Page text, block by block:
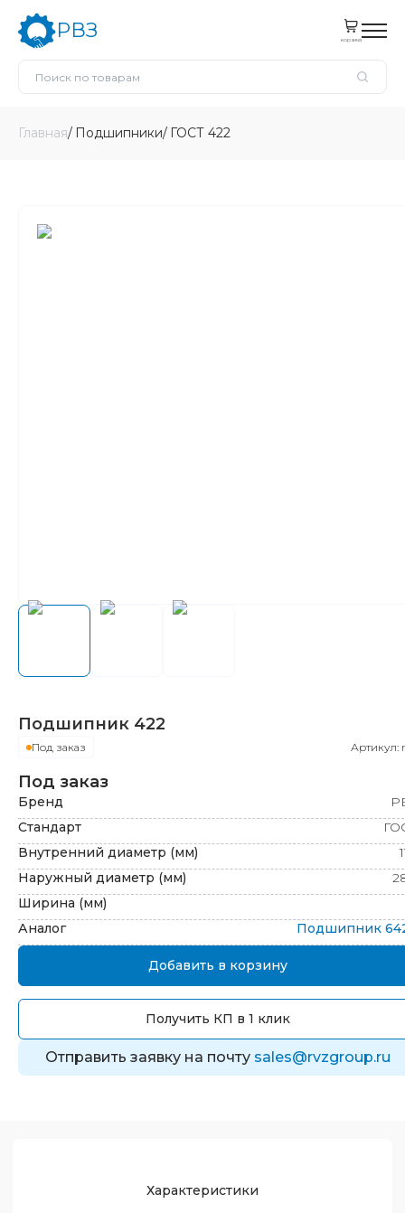
РВЗ корзина
Главная Подшипники ГОСТ 422
Подшипник 422
Под заказ Артикул:
Под заказ
Бренд
Стандарт
Внутренний диаметр (мм)
Наружный диаметр (мм)
Ширина (мм)
Аналог
Подшипник
Добавить в корзину
Получить КП в 1 клик
Отправить заявку на почту sales@rvzgroup.ru
Характеристики